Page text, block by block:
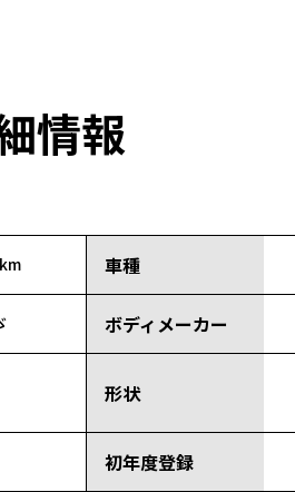
情報
車種
ボディメーカー
形状
初年度登録